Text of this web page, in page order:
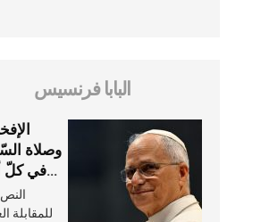
البابا فرنسيس
وصلاة
في كلّ
وكلّ
النَّفَس
للمقابلة